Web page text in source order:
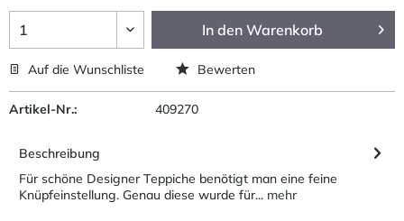
In den Warenkorb
Auf die Wunschliste Bewerten
Artikel-Nr.: 409270
Beschreibung
Für schöne Designer Teppiche benötigt man eine feine
Knüpfeinstellung. Genau diese wurde für... mehr